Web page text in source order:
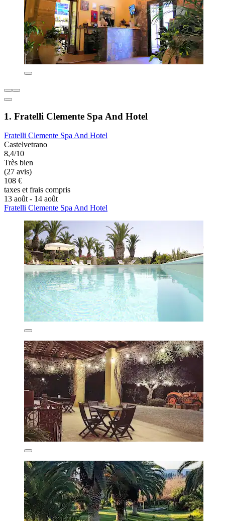
1. Fratelli Clemente Spa And Hotel
Fratelli Clemente Spa And Hotel
Castelvetrano
8,4/10
Très bien
(27 avis)
108 €
taxes et frais compris
13 août - 14 août
Fratelli Clemente Spa And Hotel